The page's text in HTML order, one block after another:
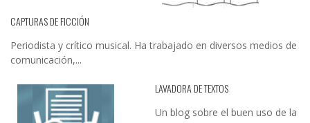
CAPTURAS DE FICCIÓN
Periodista y crítico musical. Ha trabajado en diversos medios de
comunicación,...
LAVADORA DE TEXTOS
Un blog sobre el buen uso de la